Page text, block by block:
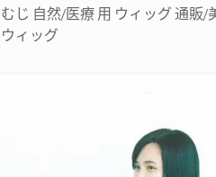
むじ 自然/医療 用 ウィッグ 通販/
ウィッグ